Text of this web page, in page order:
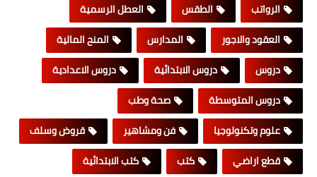
الرواتب
الطقس
العطل الرسمية
العقود والاجور
المدارس
المنح المالية
دروس
دروس الابتدائية
دروس الاعدادية
دروس المتوسطة
صحة وطب
علوم وتكنولوجيا
فن ومشاهير
قروض وسلف
قطع اراضي
كتب
كتب الابتدائية